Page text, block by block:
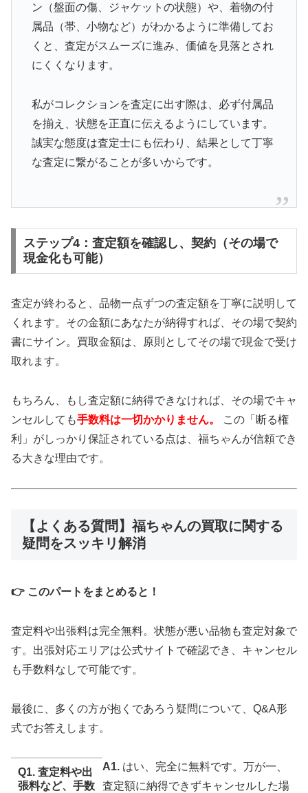
ン（盤面の傷、ジャケットの状態）や、着物の付
属品（帯、小物など）がわかるように準備してお
くと、査定がスムーズに進み、価値を見落とされ
にくくなります。
私がコレクションを査定に出す際は、必ず付属品
を揃え、状態を正直に伝えるようにしています。
誠実な態度は査定士にも伝わり、結果として丁寧
な査定に繋がることが多いからです。
ステップ4：査定額を確認し、契約（その場で
現金化も可能）
査定が終わると、品物一点ずつの査定額を丁寧に説明して
くれます。その金額にあなたが納得すれば、その場で契約
書にサイン。買取金額は、原則としてその場で現金で受け
取れます。
もちろん、もし査定額に納得できなければ、その場でキャ
ンセルしても手数料は一切かかりません。
この「断る権
利」がしっかり保証されている点は、福ちゃんが信頼でき
る大きな理由です。
【よくある質問】福ちゃんの買取に関する
疑問をスッキリ解消
👉 このパートをまとめると！
査定料や出張料は完全無料。状態が悪い品物も査定対象で
す。出張対応エリアは公式サイトで確認でき、キャンセル
も手数料なしで可能です。
最後に、多くの方が抱くであろう疑問について、Q&A形
式でお答えします。
Q1. 査定料や出
張料など、手数
A1.はい、完全に無料です。万が一、
査定額に納得できずキャンセルした場